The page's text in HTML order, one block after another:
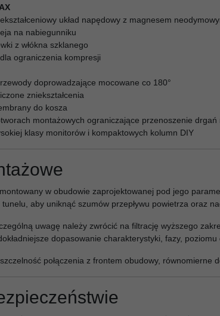
układ napędowy z magnesem
na nabiegunniku
z włókna szklanego
ograniczenia kompresji
doprowadzające mocowane co 180°
zniekształcenia
do kosza
montażowych ograniczające przenoszenie drgań
klasy monitorów i kompaktowych kolumn DIY
w obudowie zaprojektowanej pod jego
aby uniknąć szumów przepływu powietrza oraz
uwagę należy zwrócić na filtrację wyższego
dopasowanie charakterystyki, fazy,
połączenia z frontem obudowy, równomierne